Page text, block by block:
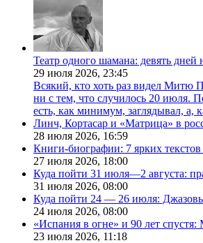
Театр одного шамана: девять дней
29 июля 2026, 23:45
Всякий, кто хоть раз видел Митю
ни с тем, что случилось 20 июля.
есть, как минимум, заглядывал, а,
Линч, Кортасар и «Матрица» в
28 июля 2026, 16:59
Книги-биографии: 7 ярких
27 июля 2026, 18:00
Куда пойти 31 июля—2 августа:
31 июля 2026, 08:00
Куда пойти 24 — 26 июля:
24 июля 2026, 08:00
«Испания в огне» и 90 лет
23 июля 2026, 11:18